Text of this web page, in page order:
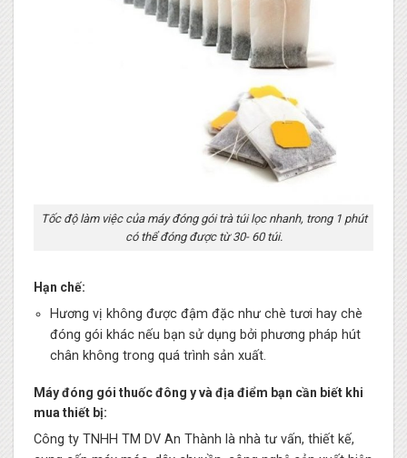
Tốc độ làm việc của máy đóng gói trà túi lọc nhanh, trong 1 phút
có thể đóng được từ 30- 60 túi.
Hạn chế:
Hương vị không được đậm đặc như chè tươi hay chè
đóng gói khác nếu bạn sử dụng bởi phương pháp hút
chân không trong quá trình sản xuất.
Máy đóng gói thuốc đông y và địa điểm bạn cần biết khi
mua thiết bị:
Công ty TNHH TM DV An Thành là nhà tư vấn, thiết kế,